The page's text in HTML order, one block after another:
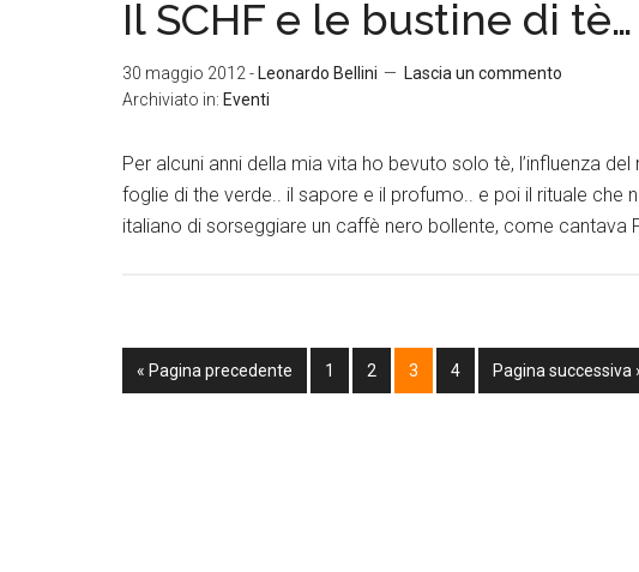
Il SCHF e le bustine di tè…
30 maggio 2012 - Leonardo Bellini
Lascia un commento
Archiviato in: Eventi
Per alcuni anni della mia vita ho bevuto solo tè, l’influenza
foglie di the verde.. il sapore e il profumo.. e poi il rituale che
italiano di sorseggiare un caffè nero bollente, come cantava
« Pagina precedente 1 2 3 4 Pagina successiva